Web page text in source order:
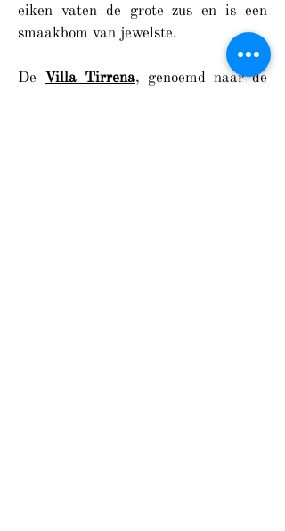
eiken vaten de grote zus en is een
smaakbom van jewelste.
De Villa Tirrena, genoemd naar de